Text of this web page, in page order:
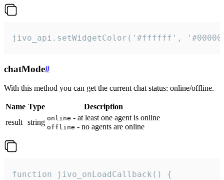
jivo_api.setWidgetColor('#ffffff',
chatMode#
With this method you can get the current chat status: online/offline.
Name Type
Description
result string online - at least one agent is online
offline - no agents are online
function jivo_onLoadCallback() {